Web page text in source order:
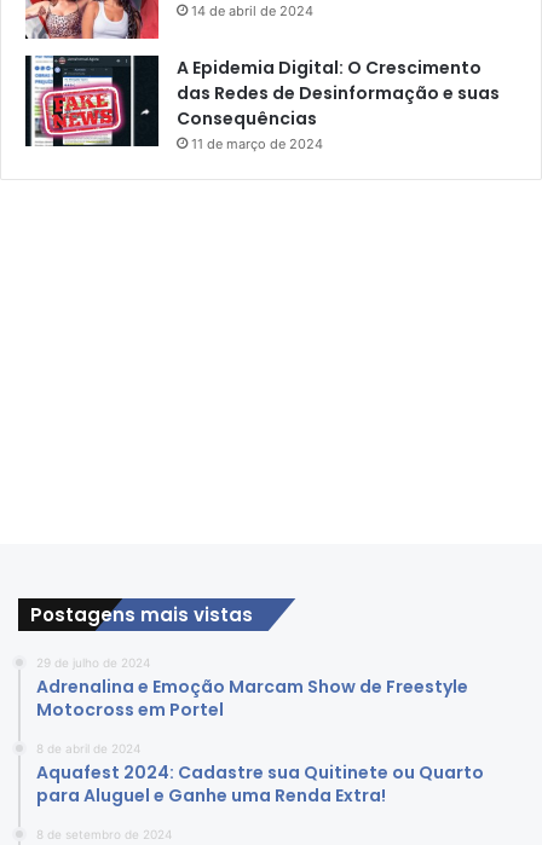
14 de abril de 2024
A Epidemia Digital: O Crescimento
das Redes de Desinformação e suas
Consequências
11 de março de 2024
Postagens mais vistas
29 de julho de 2024
Adrenalina e Emoção Marcam Show de Freestyle
Motocross em Portel
8 de abril de 2024
Aquafest 2024: Cadastre sua Quitinete ou Quarto
para Aluguel e Ganhe uma Renda Extra!
8 de setembro de 2024